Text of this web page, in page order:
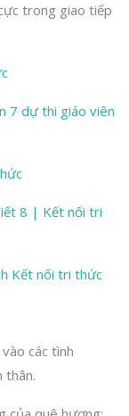
trong giao tiếp
7 dự thi giáo viên
8 | Kết nối tri
Kết nối tri thức
các tình
thân.